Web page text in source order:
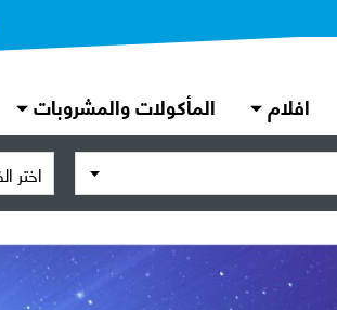
افلام المأكولات والمشروبات
اختر